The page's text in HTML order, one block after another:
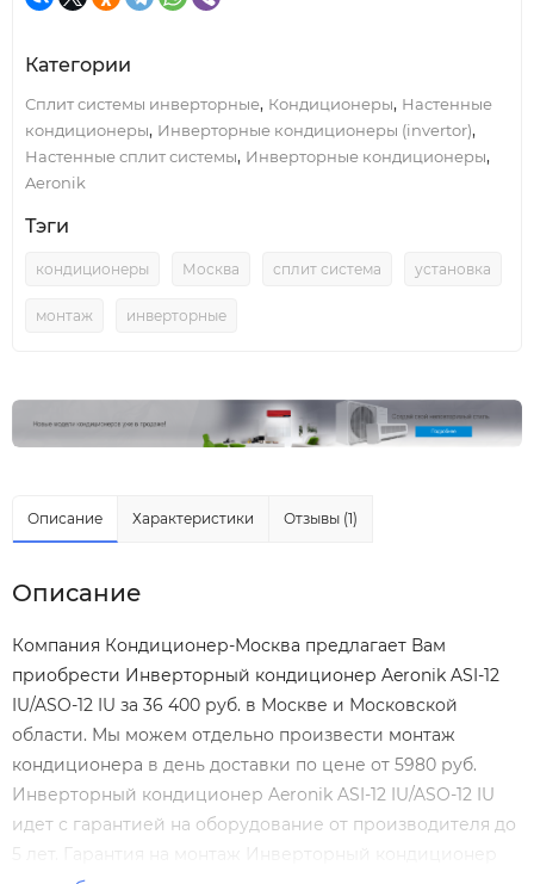
Категории
Сплит системы инверторные, Кондиционеры, Настенные
кондиционеры, Инверторные кондиционеры (invertor),
Настенные сплит системы, Инверторные кондиционеры,
Aeronik
Тэги
кондиционеры Москва сплит система установка
монтаж инверторные
Описание Характеристики Отзывы (1)
Описание
Компания Кондиционер-Москва предлагает Вам
приобрести Инверторный кондиционер Aeronik ASI-12
IU/ASO-12 IU за 36 400 руб. в Москве и Московской
области. Мы можем отдельно произвести монтаж
кондиционера в день доставки по цене от 5980 руб.
Инверторный кондиционер Aeronik ASI-12 IU/ASO-12 IU
идет с гарантией на оборудование от производителя до
5 лет. Гарантия на монтаж Инверторный кондиционер